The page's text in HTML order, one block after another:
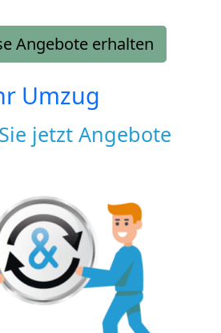
Angebote erhalten
Umzug
jetzt Angebote